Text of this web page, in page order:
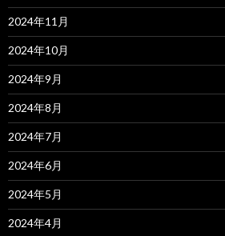
2024年11月
2024年10月
2024年9月
2024年8月
2024年7月
2024年6月
2024年5月
2024年4月